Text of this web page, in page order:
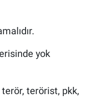
yok
terör, terörist, pkk,